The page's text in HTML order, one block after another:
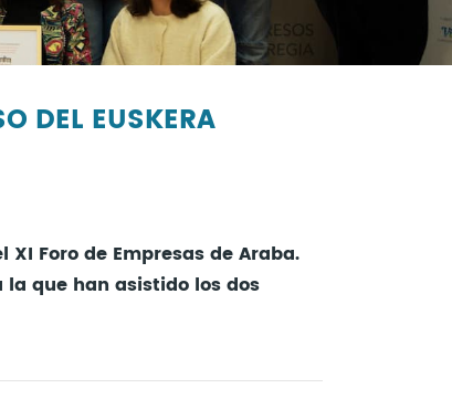
DEL EUSKERA
Foro de Empresas de Araba.
la que han asistido los dos